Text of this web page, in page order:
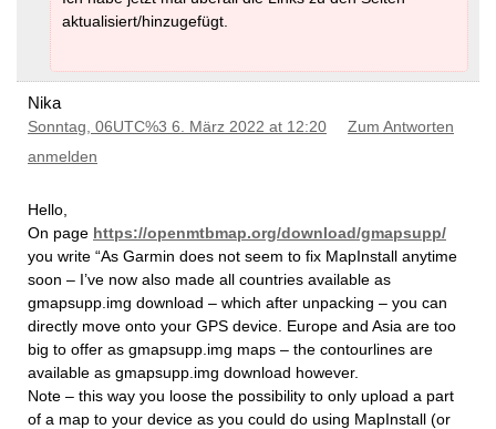
aktualisiert/hinzugefügt.
Nika
Sonntag, 06UTC%3 6. März 2022 at 12:20
Zum Antworten
anmelden
Hello,
On page https://openmtbmap.org/download/gmapsupp/
you write “As Garmin does not seem to fix MapInstall anytime
soon – I’ve now also made all countries available as
gmapsupp.img download – which after unpacking – you can
directly move onto your GPS device. Europe and Asia are too
big to offer as gmapsupp.img maps – the contourlines are
available as gmapsupp.img download however.
Note – this way you loose the possibility to only upload a part
of a map to your device as you could do using MapInstall (or